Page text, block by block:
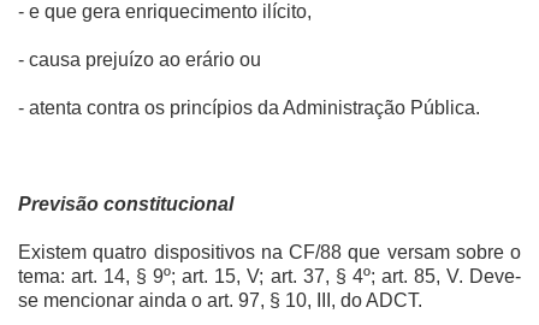
- e que gera enriquecimento ilícito,
- causa prejuízo ao erário ou
- atenta contra os princípios da Administração Pública.
Previsão constitucional
Existem quatro dispositivos na CF/88 que versam sobre o
tema: art. 14, § 9º; art. 15, V; art. 37, § 4º; art. 85, V. Deve-
se mencionar ainda o art. 97, § 10, III, do ADCT.